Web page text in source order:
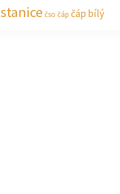
stanice čso čáp čáp bílý